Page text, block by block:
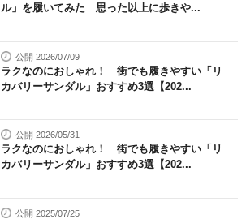
ル」を履いてみた 思った以上に歩きや...
公開 2026/07/09
ラクなのにおしゃれ！ 街でも履きやすい「リ
カバリーサンダル」おすすめ3選【202...
公開 2026/05/31
ラクなのにおしゃれ！ 街でも履きやすい「リ
カバリーサンダル」おすすめ3選【202...
公開 2025/07/25